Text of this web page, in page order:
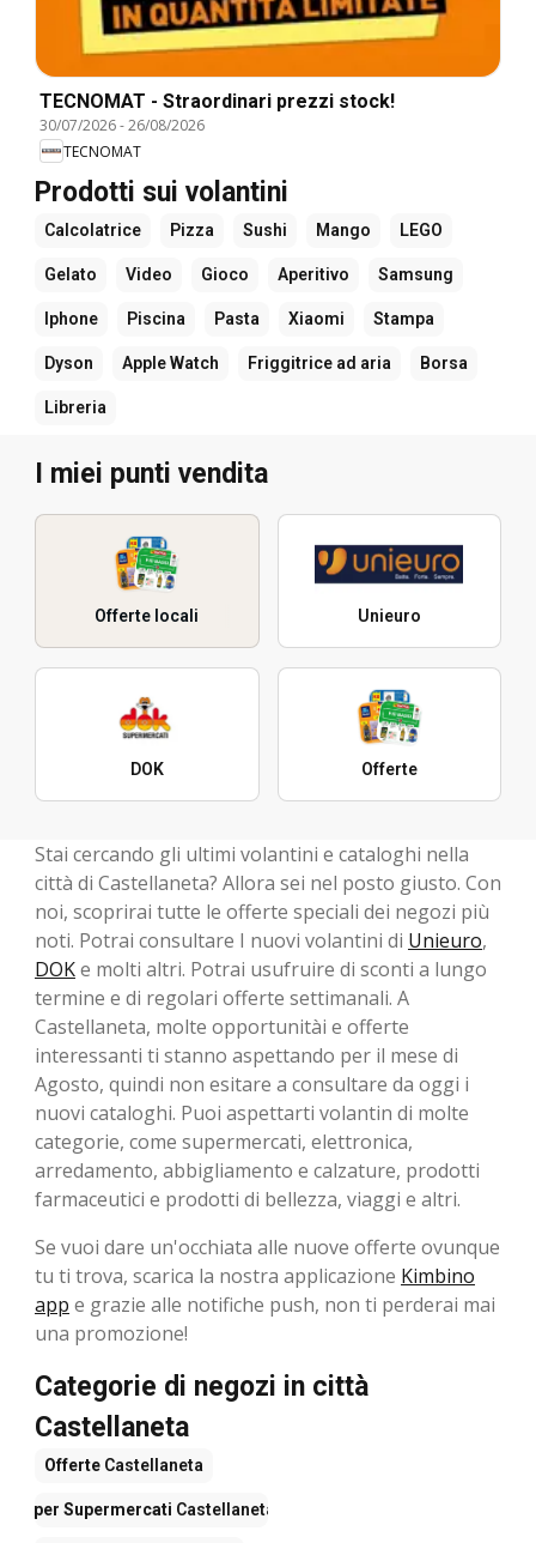
TECNOMAT - Straordinari prezzi stock!
30/07/2026-26/08/2026
TECNOMAT
Prodotti sui volantini
Calcolatrice Pizza Sushi Mango LEGO
Gelato Video Gioco Aperitivo Samsung
Iphone Piscina Pasta Xiaomi Stampa
Dyson Apple Watch Friggitrice ad aria Borsa
Libreria
I miei punti vendita
Offerte locali Unieuro
DOK Offerte
Stai cercando gli ultimi volantini e cataloghi nella
città di Castellaneta? Allora sei nel posto giusto. Con
noi, scoprirai tutte le offerte speciali dei negozi più
noti. Potrai consultare I nuovi volantini di Unieuro,
DOKe molti altri. Potrai usufruire di sconti a lungo
termine e di regolari offerte settimanali. A
Castellaneta, molte opportunitài e offerte
interessanti ti stanno aspettando per il mese di
Agosto, ​​quindi non esitare a consultare da oggi i
nuovi cataloghi. Puoi aspettarti volantin di molte
categorie, come supermercati, elettronica,
arredamento, abbigliamento e calzature, prodotti
farmaceutici e prodotti di bellezza, viaggi e altri.
Se vuoi dare un'occhiata alle nuove offerte ovunque
tu ti trova, scarica la nostra applicazione Kimbino
app e grazie alle notifiche push, non ti perderai mai
una promozione!
Categorie di negozi in città
Castellaneta
Offerte Castellaneta
Iper Supermercati Castellaneta